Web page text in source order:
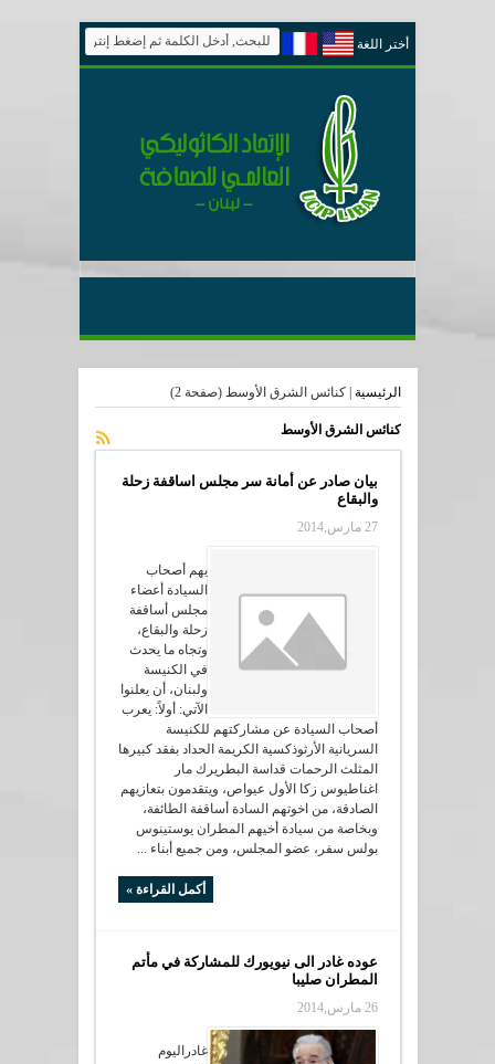
أختر اللغة
الرئيسية |كنائس الشرق الأوسط (صفحة 2)
كنائس الشرق الأوسط
بيان صادر عن أمانة سر مجلس اساقفة زحلة
والبقاع
27 مارس,2014
يهم أصحاب
السيادة أعضاء
مجلس أساقفة
زحلة والبقاع،
وتجاه ما يحدث
في الكنيسة
ولبنان، أن يعلنوا
الآتي: أولاً: يعرب
أصحاب السيادة عن مشاركتهم للكنيسة
السريانية الأرثوذكسية الكريمة الحداد بفقد كبيرها
المثلث الرحمات قداسة البطريرك مار
اغناطيوس زكا الأول عيواص، ويتقدمون بتعازيهم
الصادقة، من اخوتهم السادة أساقفة الطائفة،
وبخاصة من سيادة أخيهم المطران يوستينوس
بولس سفر، عضو المجلس، ومن جميع أبناء ...
أكمل القراءة »
عوده غادر الى نيويورك للمشاركة في مأتم
المطران صليبا
26 مارس,2014
غادراليوم